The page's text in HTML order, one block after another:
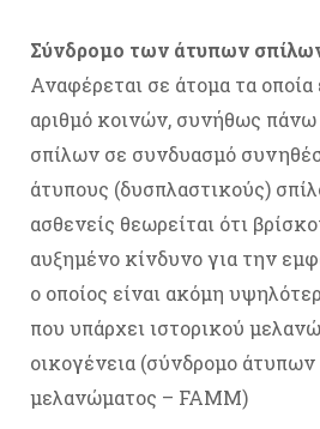
Σύνδρομο των άτυπων
Αναφέρεται σε άτομα τα
αριθμό κοινών, συνήθως
σπίλων σε συνδυασμό
άτυπους (δυσπλαστικούς)
ασθενείς θεωρείται ότι
αυξημένο κίνδυνο για την
ο οποίος είναι ακόμη
που υπάρχει ιστορικού
οικογένεια (σύνδρομο
μελανώματος – FAMM)